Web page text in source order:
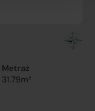
Metraż
31.79m²